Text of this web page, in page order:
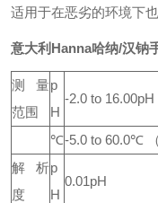
适用于在恶劣的环境下
意大利Hanna哈纳/汉钠
测量
范围
p
H
-2.0 to 16.00pH
℃-5.0 to 60.0℃
解析
度
p
H
0.01pH